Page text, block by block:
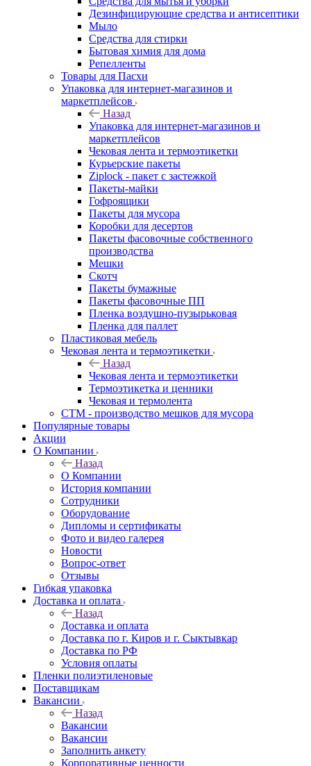
Дезинфицирующие средства и антисептики
Мыло
Средства для стирки
Бытовая химия для дома
Репелленты
Товары для Пасхи
Упаковка для интернет-магазинов и
маркетплейсов
Назад
Упаковка для интернет-магазинов и
маркетплейсов
Чековая лента и термоэтикетки
Курьерские пакеты
Ziplock - пакет с застежкой
Пакеты-майки
Гофроящики
Пакеты для мусора
Коробки для десертов
Пакеты фасовочные собственного
производства
Мешки
Скотч
Пакеты бумажные
Пакеты фасовочные ПП
Пленка воздушно-пузырьковая
Пленка для паллет
Пластиковая мебель
Чековая лента и термоэтикетки
Назад
Чековая лента и термоэтикетки
Термоэтикетка и ценники
Чековая и термолента
СТМ - производство мешков для мусора
Популярные товары
Акции
О Компании
Назад
О Компании
История компании
Сотрудники
Оборудование
Дипломы и сертификаты
Фото и видео галерея
Новости
Вопрос-ответ
Отзывы
Гибкая упаковка
Доставка и оплата
Назад
Доставка и оплата
Доставка по г. Киров и г. Сыктывкар
Доставка по РФ
Условия оплаты
Пленки полиэтиленовые
Поставщикам
Вакансии
Назад
Вакансии
Вакансии
Заполнить анкету
Корпоративные ценности